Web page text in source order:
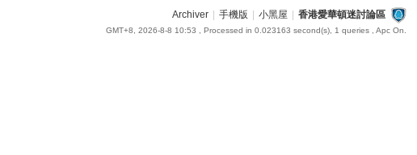
Archiver 手機版 小黑屋 香港愛華頓迷討論區
GMT+8, 2026-8-8 10:53 , Processed in 0.023163 second(s), 1 queries , Apc On.